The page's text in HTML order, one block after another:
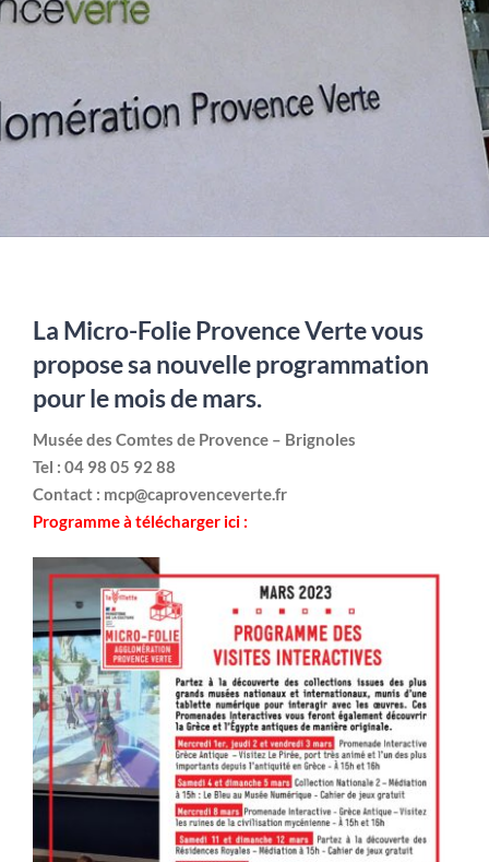
La Micro-Folie Provence Verte vous
propose sa nouvelle programmation
pour le mois de mars.
Musée des Comtes de Provence – Brignoles
Tel : 04 98 05 92 88
Contact : mcp@caprovenceverte.fr
Programme à télécharger ici :